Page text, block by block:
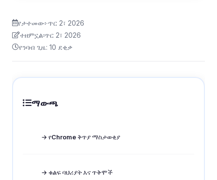
የታተመው፦ጥር 2፣ 2026
ተዘምኗል፡ጥር 2፣ 2026
የንባብ ጊዜ: 10 ደቂቃ
ማውጫ
→ የChrome ቅጥያ ማስታወቂያ
→ ቁልፍ ባህሪያት እና ጥቅሞች